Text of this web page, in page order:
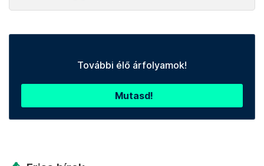
További élő árfolyamok!
Mutasd!